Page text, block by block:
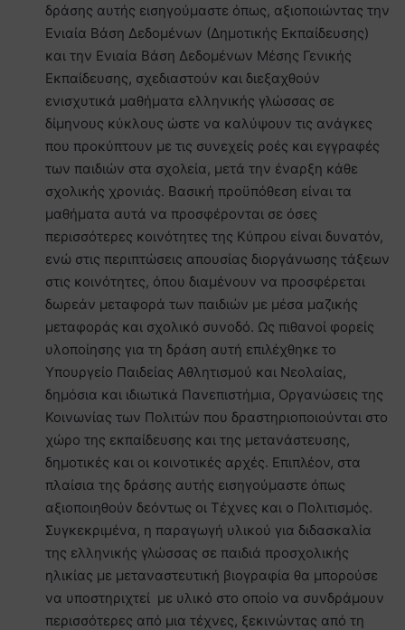
δράσης αυτής εισηγούμαστε όπως, αξιοποιώντας την
Ενιαία Βάση Δεδομένων (Δημοτικής Εκπαίδευσης)
και την Ενιαία Βάση Δεδομένων Μέσης Γενικής
Εκπαίδευσης, σχεδιαστούν και διεξαχθούν
ενισχυτικά μαθήματα ελληνικής γλώσσας σε
δίμηνους κύκλους ώστε να καλύψουν τις ανάγκες
που προκύπτουν με τις συνεχείς ροές και εγγραφές
των παιδιών στα σχολεία, μετά την έναρξη κάθε
σχολικής χρονιάς. Βασική προϋπόθεση είναι τα
μαθήματα αυτά να προσφέρονται σε όσες
περισσότερες κοινότητες της Κύπρου είναι δυνατόν,
ενώ στις περιπτώσεις απουσίας διοργάνωσης τάξεων
στις κοινότητες, όπου διαμένουν να προσφέρεται
δωρεάν μεταφορά των παιδιών με μέσα μαζικής
μεταφοράς και σχολικό συνοδό. Ως πιθανοί φορείς
υλοποίησης για τη δράση αυτή επιλέχθηκε το
Υπουργείο Παιδείας Αθλητισμού και Νεολαίας,
δημόσια και ιδιωτικά Πανεπιστήμια, Οργανώσεις της
Κοινωνίας των Πολιτών που δραστηριοποιούνται στο
χώρο της εκπαίδευσης και της μετανάστευσης,
δημοτικές και οι κοινοτικές αρχές. Επιπλέον, στα
πλαίσια της δράσης αυτής εισηγούμαστε όπως
αξιοποιηθούν δεόντως οι Τέχνες και ο Πολιτισμός.
Συγκεκριμένα, η παραγωγή υλικού για διδασκαλία
της ελληνικής γλώσσας σε παιδιά προσχολικής
ηλικίας με μεταναστευτική βιογραφία θα μπορούσε
να υποστηριχτεί με υλικό στο οποίο να συνδράμουν
περισσότερες από μια τέχνες, ξεκινώντας από τη